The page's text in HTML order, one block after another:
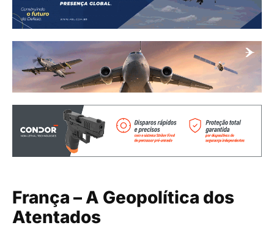
França – A Geopolítica dos
Atentados